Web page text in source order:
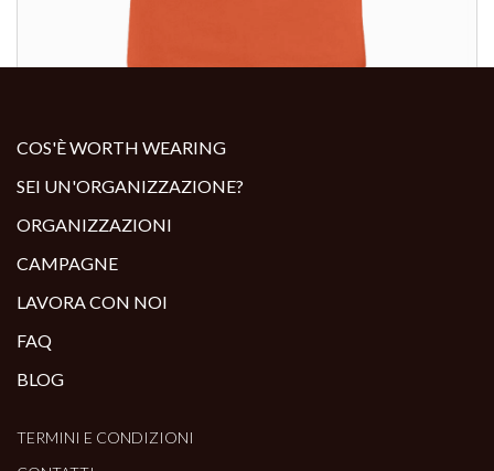
COS'È WORTH WEARING
SEI UN'ORGANIZZAZIONE?
ORGANIZZAZIONI
CAMPAGNE
LAVORA CON NOI
FAQ
BLOG
TERMINI E CONDIZIONI